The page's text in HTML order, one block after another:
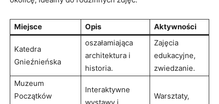
Miejsce Opis Aktywności
Katedra
Gnieźnieńska
oszałamiająca
architektura i
historia.
Zajęcia
edukacyjne,
zwiedzanie.
Muzeum
Początków
Interaktywne
Warsztaty,